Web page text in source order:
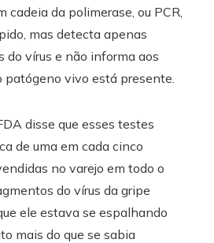
cadeia da polimerase, ou PCR,
mas detecta apenas
do vírus e não informa aos
patógeno vivo está presente.
disse que esses testes
de uma em cada cinco
no varejo em todo o
do vírus da gripe
ele estava se espalhando
mais do que se sabia